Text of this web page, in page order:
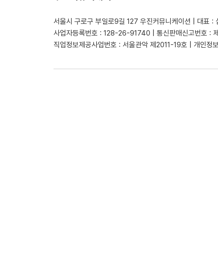
서울시 구로구 부일로9길 127 우진커뮤니케이션 | 대표 :
사업자등록번호 : 128-26-91740 | 통신판매신고번호 :
직업정보제공사업번호 : 서울관악 제2011-19호 | 개인정